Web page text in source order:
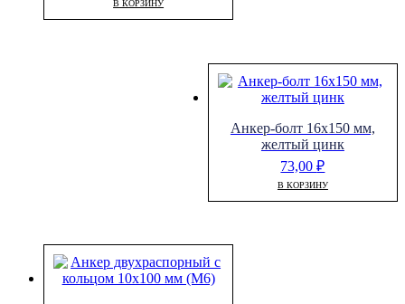
В КОРЗИНУ
Анкер-болт 16х150 мм,
желтый цинк
73,00₽
В КОРЗИНУ